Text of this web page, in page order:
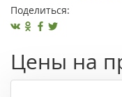
Поделиться:
Цены на